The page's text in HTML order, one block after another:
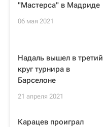
"Мастерса" в Мадриде
06 мая 2021
Надаль вышел в третий
круг турнира в
Барселоне
21 апреля 2021
Карацев проиграл